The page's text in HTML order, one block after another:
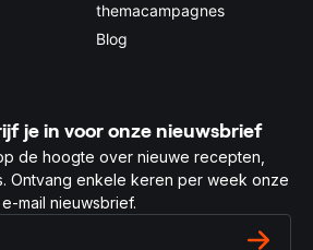
themacampagnes
Blog
je in voor onze nieuwsbrief
de hoogte over nieuwe recepten,
Ontvang enkele keren per week onze
e-mail nieuwsbrief.